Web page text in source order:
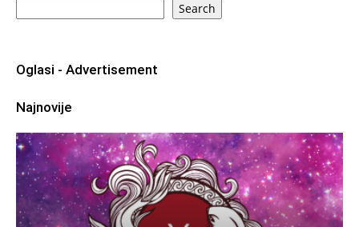
Search
Oglasi - Advertisement
Najnovije